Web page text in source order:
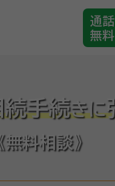
通話
無料
続手続きに
無料相談》